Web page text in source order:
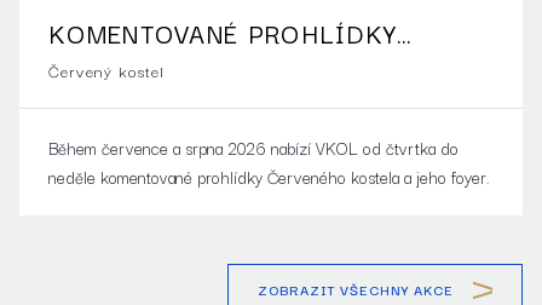
KOMENTOVANÉ PROHLÍDKY
ČERVENÉHO KOSTELA
Červený kostel
Během července a srpna 2026 nabízí VKOL od čtvrtka do
neděle komentované prohlídky Červeného kostela a jeho foyer.
ZOBRAZIT VŠECHNY AKCE